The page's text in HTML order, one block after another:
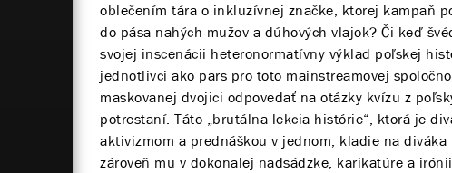
oblečením tára o inkluzívnej značke, ktorej kampaň
do pása nahých mužov a dúhových vlajok? Či keď
svojej inscenácii heteronormatívny výklad poľskej
jednotlivci ako pars pro toto mainstreamovej
maskovanej dvojici odpovedať na otázky kvízu z
potrestaní. Táto „brutálna lekcia histórie“, ktorá je
aktivizmom a prednáškou v jednom, kladie na diváka
zároveň mu v dokonalej nadsádzke, karikatúre a